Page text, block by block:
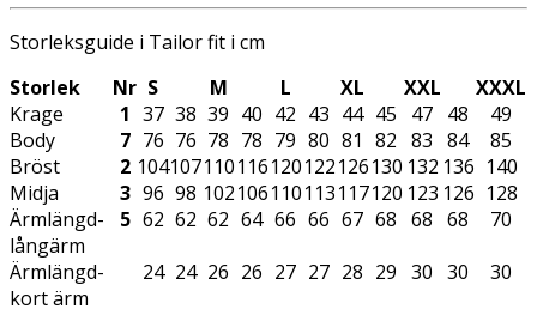
Storleksguide i Tailor fit i cm
Storlek
Nr S M L XL XXL
XXXL
Krage
1 37 38 39 40 42 43 44 45 47 48
49
Body
7 76 76 78 78 79 80 81 82 83 84
85
Bröst
2 104107110116120122126130 132 136 140
Midja
3 96 98 102106110113117120 123 126 128
Ärmlängd-
långärm
5 62 62 62 64 66 66 67 68 68 68
70
Ärmlängd-
kort ärm
24 24 26 26 27 27 28 29 30 30 30